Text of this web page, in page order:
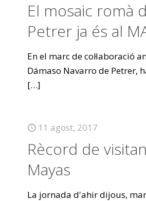
El mosaic romà
Petrer ja és al
En el marc de col·laboració
Dámaso Navarro de Petrer,
[…]
11 agost, 2017
Rècord de
Mayas
La jornada d'ahir dijous,